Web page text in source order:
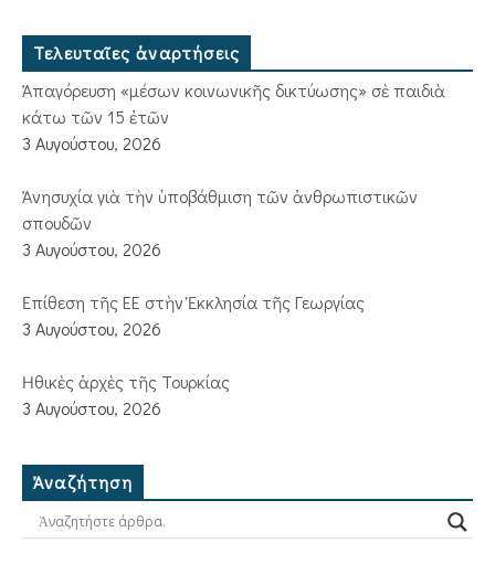
Τελευταῖες ἀναρτήσεις
Ἀπαγόρευση «μέσων κοινωνικῆς δικτύωσης» σὲ παιδιὰ
κάτω τῶν 15 ἐτῶν
3 Αυγούστου, 2026
Ἀνησυχία γιὰ τὴν ὑποβάθμιση τῶν ἀνθρωπιστικῶν
σπουδῶν
3 Αυγούστου, 2026
Ἐπίθεση τῆς ΕΕ στὴν Ἐκκλησία τῆς Γεωργίας
3 Αυγούστου, 2026
Ἠθικὲς ἀρχὲς τῆς Τουρκίας
3 Αυγούστου, 2026
Ἀναζήτηση